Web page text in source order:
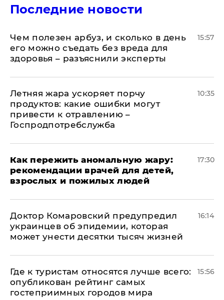
Последние новости
Чем полезен арбуз, и сколько в день
его можно съедать без вреда для
здоровья – разъяснили эксперты
15:57
Летняя жара ускоряет порчу
продуктов: какие ошибки могут
привести к отравлению –
Госпродпотребслужба
10:35
Как пережить аномальную жару:
рекомендации врачей для детей,
взрослых и пожилых людей
17:30
Доктор Комаровский предупредил
украинцев об эпидемии, которая
может унести десятки тысяч жизней
16:14
Где к туристам относятся лучше всего:
опубликован рейтинг самых
гостеприимных городов мира
15:56